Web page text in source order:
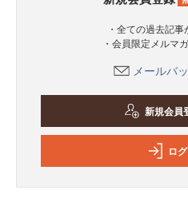
・全ての過去記
・会員限定メルマ
メールバ
新規会員
ロ